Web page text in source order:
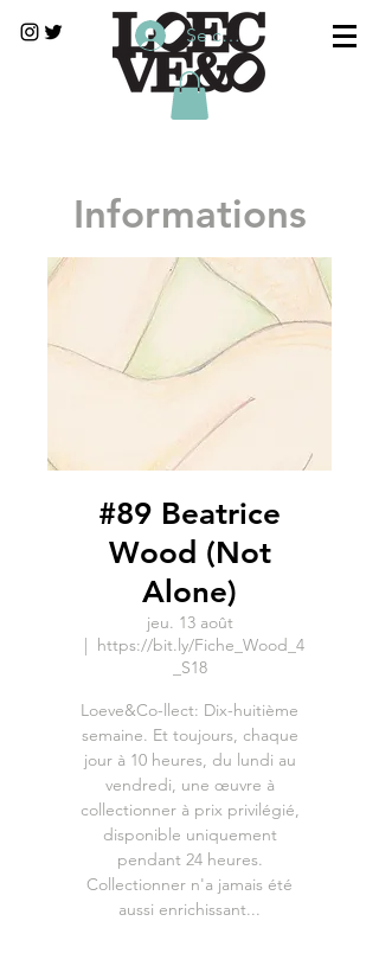
Se connecter
Informations
#89 Beatrice
Wood (Not
Alone)
jeu. 13 août
  |
https://bit.ly/Fiche_Wood_4
_S18
Loeve&Co-llect: Dix-huitième
semaine. Et toujours, chaque
jour à 10 heures, du lundi au
vendredi, une œuvre à
collectionner à prix privilégié,
disponible uniquement
pendant 24 heures.
Collectionner n'a jamais été
aussi enrichissant...